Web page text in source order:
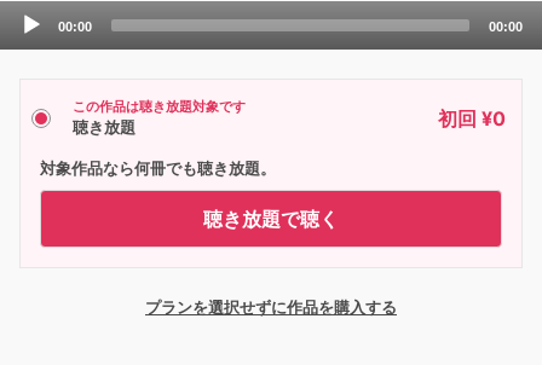
Audio
00:00 00:00
この作品は聴き放題対象です
聴き放題 初回 ¥0
対象作品なら何冊でも聴き放題。
聴き放題で聴く
プランを選択せずに作品を購入する